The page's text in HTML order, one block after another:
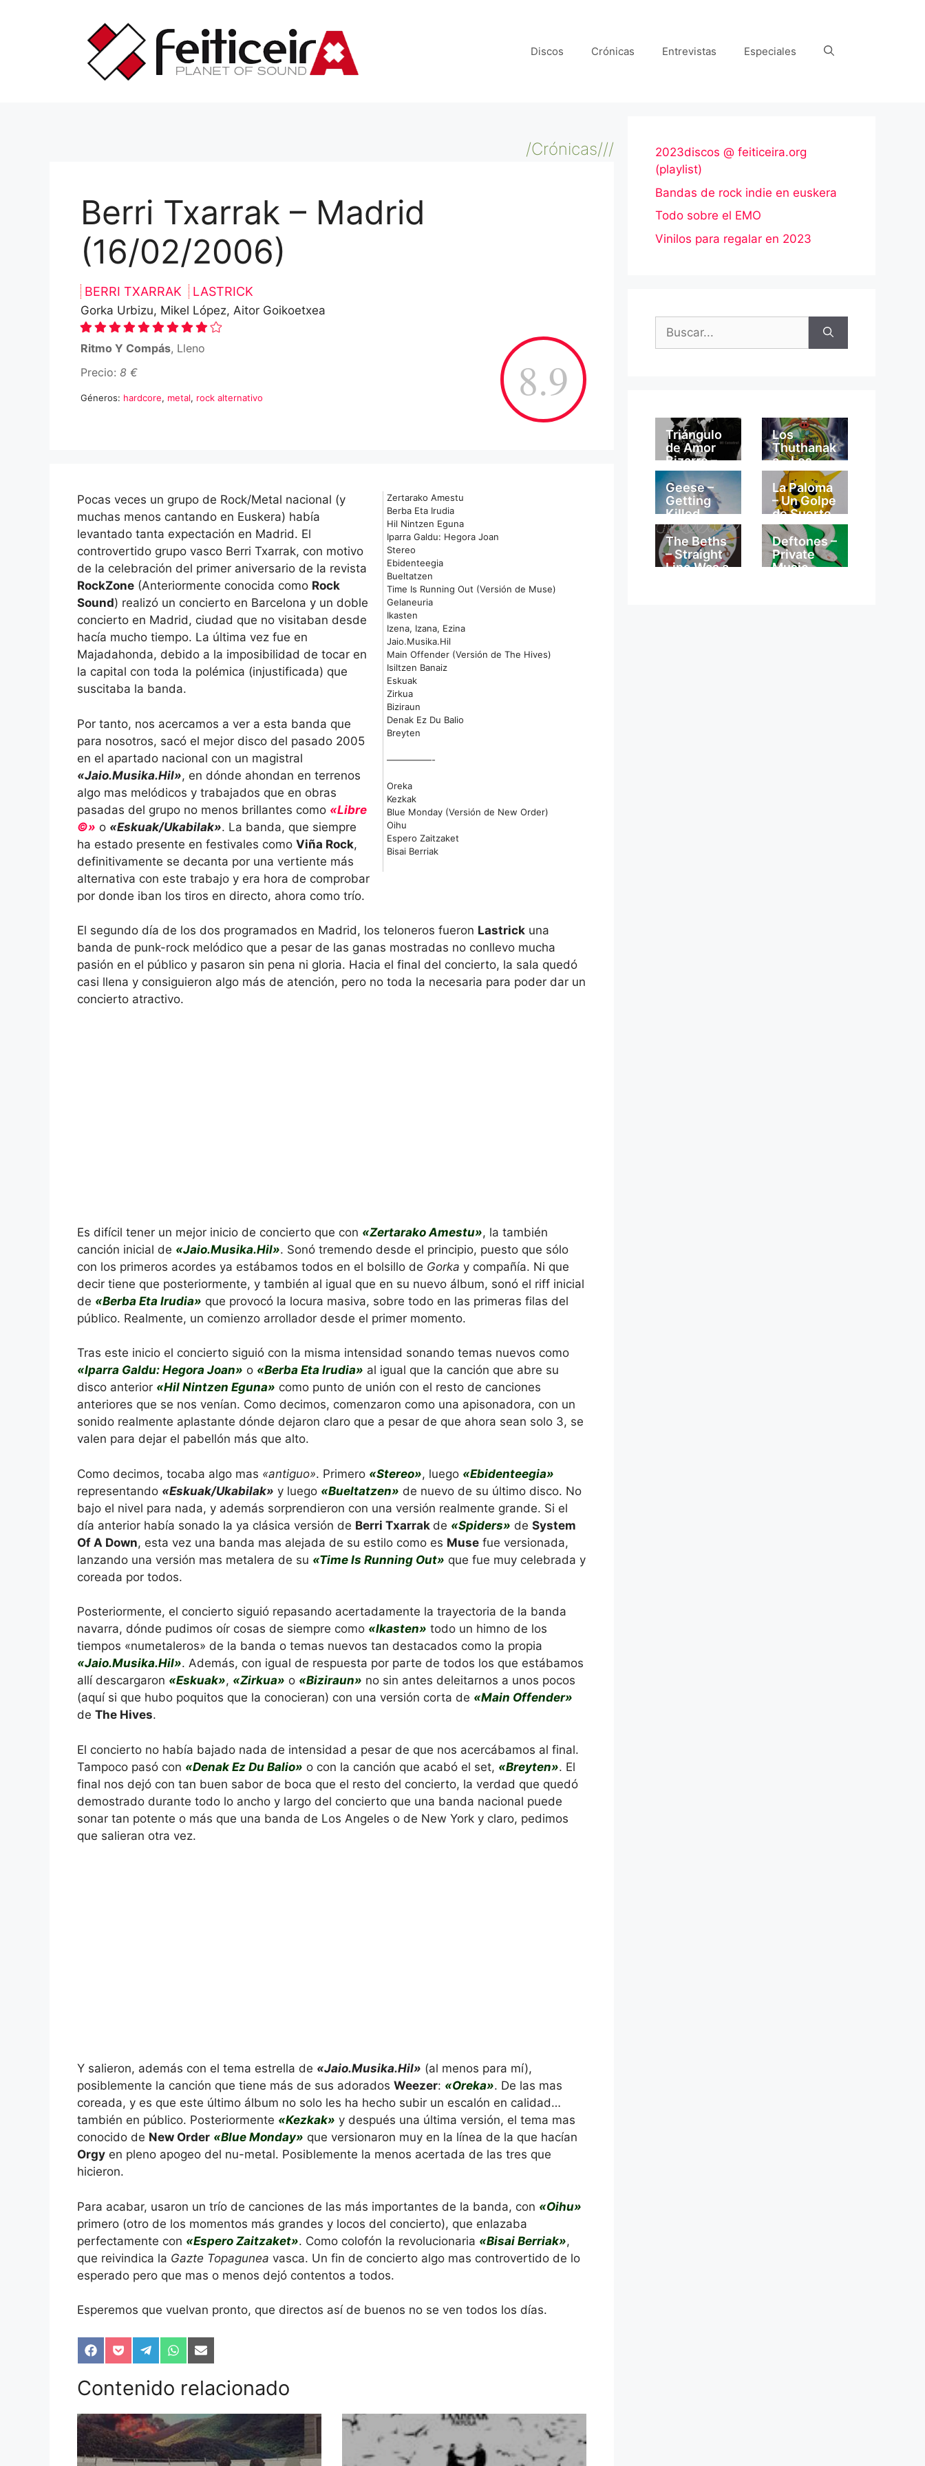
Discos Crónicas Entrevistas Especiales
/Crónicas///
Berri Txarrak – Madrid
(16/02/2006)
BERRI TXARRAK LASTRICK
Gorka Urbizu, Mikel López, Aitor Goikoetxea
8.9
Ritmo Y Compás, Lleno
Precio: 8 €
Géneros: hardcore, metal, rock alternativo
Zertarako Amestu
Berba Eta Irudia
Hil Nintzen Eguna
Iparra Galdu: Hegora Joan
Stereo
Ebidenteegia
Bueltatzen
Time Is Running Out (Versión de Muse)
Gelaneuria
Ikasten
Izena, Izana, Ezina
Jaio.Musika.Hil
Main Offender (Versión de The Hives)
Isiltzen Banaiz
Eskuak
Zirkua
Biziraun
Denak Ez Du Balio
Breyten
—————-
Oreka
Kezkak
Blue Monday (Versión de New Order)
Oihu
Espero Zaitzaket
Bisai Berriak
Pocas veces un grupo de Rock/Metal nacional (y
muchas menos cantando en Euskera) había
levantado tanta expectación en Madrid. El
controvertido grupo vasco Berri Txarrak, con motivo
de la celebración del primer aniversario de la revista
RockZone (Anteriormente conocida como Rock
Sound) realizó un concierto en Barcelona y un doble
concierto en Madrid, ciudad que no visitaban desde
hacía mucho tiempo. La última vez fue en
Majadahonda, debido a la imposibilidad de tocar en
la capital con toda la polémica (injustificada) que
suscitaba la banda.
Por tanto, nos acercamos a ver a esta banda que
para nosotros, sacó el mejor disco del pasado 2005
en el apartado nacional con un magistral
«Jaio.Musika.Hil», en dónde ahondan en terrenos
algo mas melódicos y trabajados que en obras
pasadas del grupo no menos brillantes como «Libre
©» o «Eskuak/Ukabilak». La banda, que siempre
ha estado presente en festivales como Viña Rock,
definitivamente se decanta por una vertiente más
alternativa con este trabajo y era hora de comprobar
por donde iban los tiros en directo, ahora como trío.
El segundo día de los dos programados en Madrid, los teloneros fueron Lastrick una
banda de punk-rock melódico que a pesar de las ganas mostradas no conllevo mucha
pasión en el público y pasaron sin pena ni gloria. Hacia el final del concierto, la sala quedó
casi llena y consiguieron algo más de atención, pero no toda la necesaria para poder dar un
concierto atractivo.
Es difícil tener un mejor inicio de concierto que con «Zertarako Amestu», la también
canción inicial de «Jaio.Musika.Hil». Sonó tremendo desde el principio, puesto que sólo
con los primeros acordes ya estábamos todos en el bolsillo de Gorka y compañía. Ni que
decir tiene que posteriormente, y también al igual que en su nuevo álbum, sonó el riff inicial
de «Berba Eta Irudia» que provocó la locura masiva, sobre todo en las primeras filas del
público. Realmente, un comienzo arrollador desde el primer momento.
Tras este inicio el concierto siguió con la misma intensidad sonando temas nuevos como
«Iparra Galdu: Hegora Joan» o «Berba Eta Irudia» al igual que la canción que abre su
disco anterior «Hil Nintzen Eguna» como punto de unión con el resto de canciones
anteriores que se nos venían. Como decimos, comenzaron como una apisonadora, con un
sonido realmente aplastante dónde dejaron claro que a pesar de que ahora sean solo 3, se
valen para dejar el pabellón más que alto.
Como decimos, tocaba algo mas «antiguo». Primero «Stereo», luego «Ebidenteegia»
representando «Eskuak/Ukabilak» y luego «Bueltatzen» de nuevo de su último disco. No
bajo el nivel para nada, y además sorprendieron con una versión realmente grande. Si el
día anterior había sonado la ya clásica versión de Berri Txarrak de «Spiders» de System
Of A Down, esta vez una banda mas alejada de su estilo como es Muse fue versionada,
lanzando una versión mas metalera de su «Time Is Running Out» que fue muy celebrada y
coreada por todos.
Posteriormente, el concierto siguió repasando acertadamente la trayectoria de la banda
navarra, dónde pudimos oír cosas de siempre como «Ikasten» todo un himno de los
tiempos «numetaleros» de la banda o temas nuevos tan destacados como la propia
«Jaio.Musika.Hil». Además, con igual de respuesta por parte de todos los que estábamos
allí descargaron «Eskuak», «Zirkua» o «Biziraun» no sin antes deleitarnos a unos pocos
(aquí si que hubo poquitos que la conocieran) con una versión corta de «Main Offender»
de The Hives.
El concierto no había bajado nada de intensidad a pesar de que nos acercábamos al final.
Tampoco pasó con «Denak Ez Du Balio» o con la canción que acabó el set, «Breyten». El
final nos dejó con tan buen sabor de boca que el resto del concierto, la verdad que quedó
demostrado durante todo lo ancho y largo del concierto que una banda nacional puede
sonar tan potente o más que una banda de Los Angeles o de New York y claro, pedimos
que salieran otra vez.
Y salieron, además con el tema estrella de «Jaio.Musika.Hil» (al menos para mí),
posiblemente la canción que tiene más de sus adorados Weezer: «Oreka». De las mas
coreada, y es que este último álbum no solo les ha hecho subir un escalón en calidad…
también en público. Posteriormente «Kezkak» y después una última versión, el tema mas
conocido de New Order «Blue Monday» que versionaron muy en la línea de la que hacían
Orgy en pleno apogeo del nu-metal. Posiblemente la menos acertada de las tres que
hicieron.
Para acabar, usaron un trío de canciones de las más importantes de la banda, con «Oihu»
primero (otro de los momentos más grandes y locos del concierto), que enlazaba
perfectamente con «Espero Zaitzaket». Como colofón la revolucionaria «Bisai Berriak»,
que reivindica la Gazte Topagunea vasca. Un fin de concierto algo mas controvertido de lo
esperado pero que mas o menos dejó contentos a todos.
Esperemos que vuelvan pronto, que directos así de buenos no se ven todos los días.
Compartir
en
Facebook
Compartir
en
Pocket
Compartir
en
Telegram
Compartir
en
WhatsApp
Compartir
en
Email
Contenido relacionado
2023discos @ feiticeira.org
(playlist)
Bandas de rock indie en euskera
Todo sobre el EMO
Vinilos para regalar en 2023
Triángulo
de Amor
Bizarro –
Mi
Catedral
Los
Thuthanak
a – Los
Thuthanak
a
Geese –
Getting
Killed
La Paloma
– Un Golpe
de Suerte
The Beths
– Straight
Line Was a
Deftones –
Private
Music